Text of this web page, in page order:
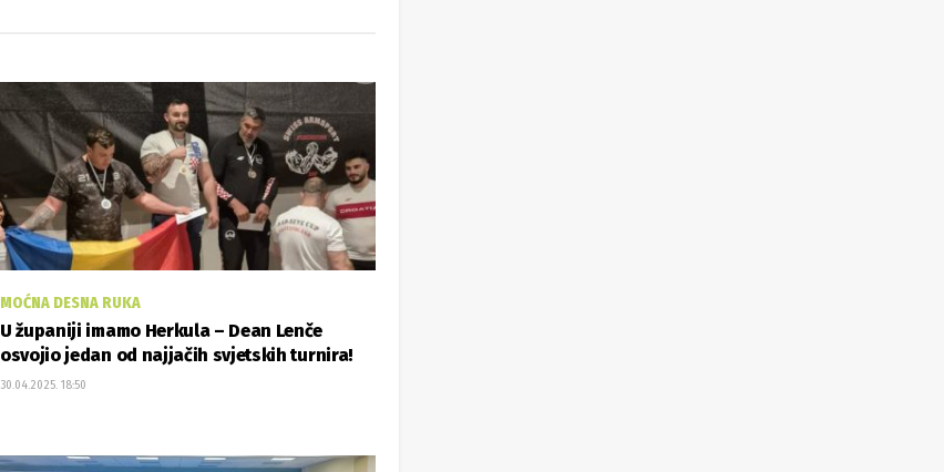
MOĆNA DESNA RUKA
U županiji imamo Herkula – Dean Lenče
osvojio jedan od najjačih svjetskih turnira!
30.04.2025. 18:50